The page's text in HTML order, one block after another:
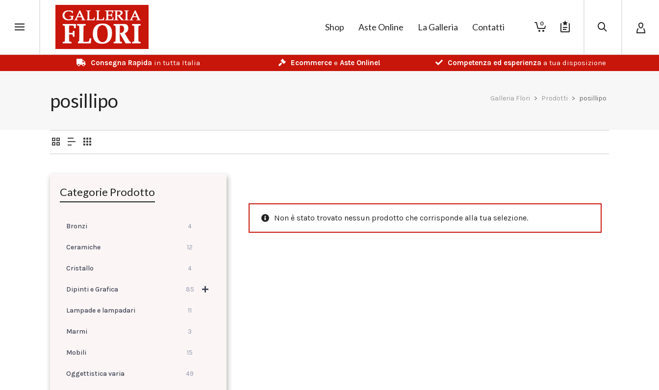
0
Shop Aste Online La Galleria Contatti
Consegna Rapida in tutta Italia Ecommerce e Aste Online! Competenza ed esperienza a tua disposizione
posillipo Galleria Flori > Prodotti > posillipo
Non è stato trovato nessun prodotto che corrisponde alla tua selezione.
Categorie Prodotto
Bronzi 4
Ceramiche 12
Cristallo 4
Dipinti e Grafica 85
Lampade e lampadari 11
Marmi 3
Mobili 15
Oggettistica varia 49